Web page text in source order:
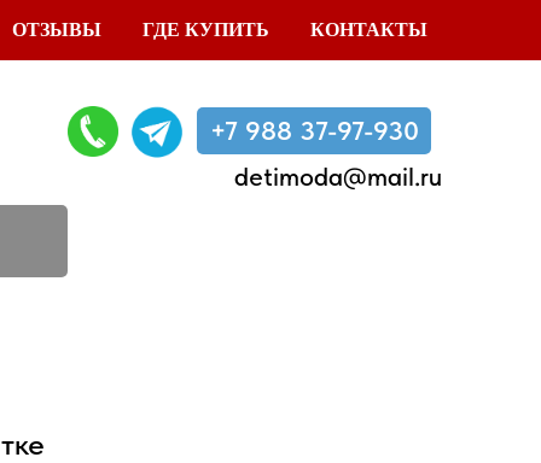
ОТЗЫВЫ ГДЕ КУПИТЬ КОНТАКТЫ
detimoda@mail.ru
+7 988 37-97-930